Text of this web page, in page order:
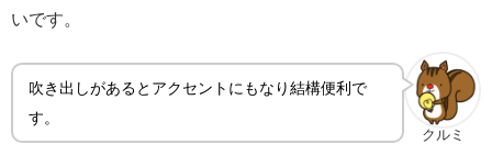
いです。
クルミ
吹き出しがあるとアクセントにもなり結構便利で
す。